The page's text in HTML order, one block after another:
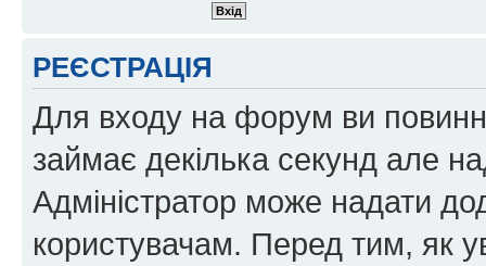
РЕЄСТРАЦІЯ
Для входу на форум ви
займає декілька секунд але
Адміністратор може надати
користувачам. Перед тим, як